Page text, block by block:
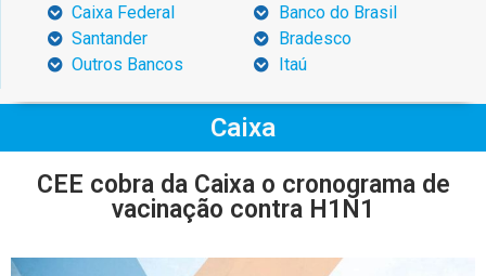
Caixa Federal
Santander
Outros Bancos
Banco do Brasil
Bradesco
Itaú
Caixa
CEE cobra da Caixa o cronograma de
vacinação contra H1N1